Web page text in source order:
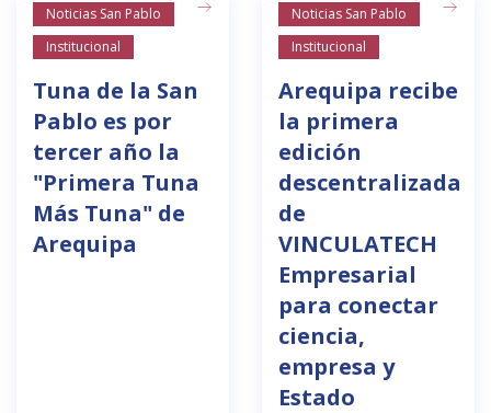
Noticias San Pablo
Institucional
Tuna de la San
Pablo es por
tercer año la
"Primera Tuna
Más Tuna" de
Arequipa
Noticias San Pablo
Institucional
Arequipa recibe
la primera
edición
descentralizada
de
VINCULATECH
Empresarial
para conectar
ciencia,
empresa y
Estado